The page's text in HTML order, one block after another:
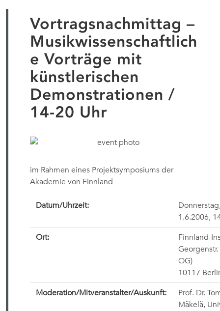
Vortragsnachmittag –
Musikwissenschaftlich
e Vorträge mit
künstlerischen
Demonstrationen /
14-20 Uhr
im Rahmen eines Projektsymposiums der
Akademie von Finnland
Datum/Uhrzeit:
1.6.2006,
Ort:
Finnland-
OG)
10117
Moderation/Mitveranstalter/Auskunft:
Prof. Dr.
Mäkelä,